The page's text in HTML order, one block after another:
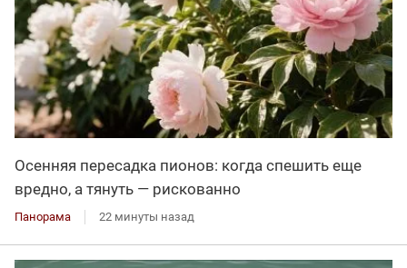
Осенняя пересадка пионов: когда спешить еще
вредно, а тянуть — рискованно
Панорама 22 минуты назад